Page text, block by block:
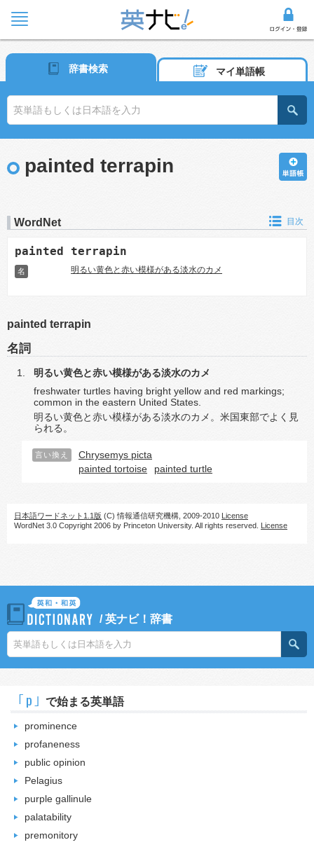
辞書検索 マイ単語帳
painted terrapin
WordNet 目次
painted terrapin
名 明るい黄色と赤い模様がある淡水のカメ
painted terrapin
名詞
明るい黄色と赤い模様がある淡水のカメ
freshwater turtles having bright yellow and red markings;
common in the eastern United States.
明るい黄色と赤い模様がある淡水のカメ。米国東部でよく見
られる。
言い換え
Chrysemys picta
painted tortoise
painted turtle
日本語ワードネット1.1版 (C) 情報通信研究機構, 2009-2010 License
WordNet 3.0 Copyright 2006 by Princeton University. All rights reserved. License
/英ナビ！辞書
｢p｣ で始まる英単語
prominence
profaneness
public opinion
Pelagius
purple gallinule
palatability
premonitory